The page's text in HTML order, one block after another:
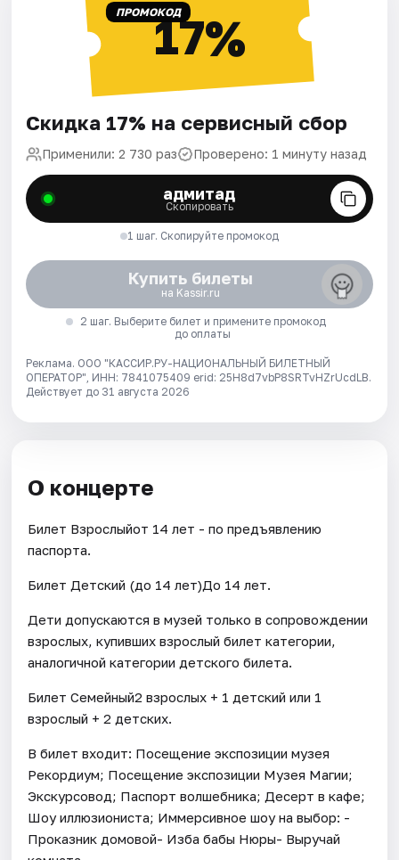
ПРОМОКОД17%
Скидка 17% на сервисный сбор
Применили: 2 730 раз Проверено: 1 минуту назад
адмитад
Скопировать
1 шаг. Скопируйте промокод
Купить билеты
на Kassir.ru
2 шаг. Выберите билет и примените промокод
до оплаты
Реклама. ООО "КАССИР.РУ-НАЦИОНАЛЬНЫЙ БИЛЕТНЫЙ
ОПЕРАТОР", ИНН: 7841075409 erid: 25H8d7vbP8SRTvHZrUcdLB.
Действует до 31 августа 2026
О концерте
Билет Взрослыйот 14 лет - по предъявлению
паспорта.
Билет Детский (до 14 лет)До 14 лет.
Дети допускаются в музей только в сопровождении
взрослых, купивших взрослый билет категории,
аналогичной категории детского билета.
Билет Семейный2 взрослых + 1 детский или 1
взрослый + 2 детских.
В билет входит: Посещение экспозиции музея
Рекордиум; Посещение экспозиции Музея Магии;
Экскурсовод; Паспорт волшебника; Десерт в кафе;
Шоу иллюзиониста; Иммерсивное шоу на выбор: -
Проказник домовой- Изба бабы Нюры- Выручай